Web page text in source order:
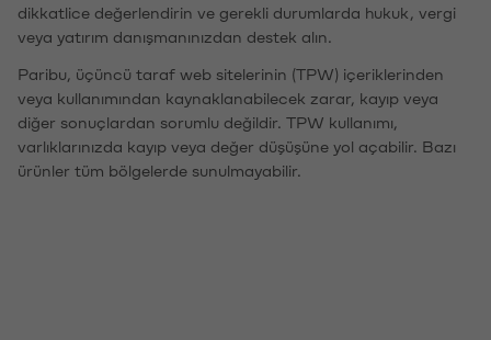
dikkatlice değerlendirin ve gerekli durumlarda hukuk, vergi
veya yatırım danışmanınızdan destek alın.
Paribu, üçüncü taraf web sitelerinin (TPW) içeriklerinden
veya kullanımından kaynaklanabilecek zarar, kayıp veya
diğer sonuçlardan sorumlu değildir. TPW kullanımı,
varlıklarınızda kayıp veya değer düşüşüne yol açabilir. Bazı
ürünler tüm bölgelerde sunulmayabilir.